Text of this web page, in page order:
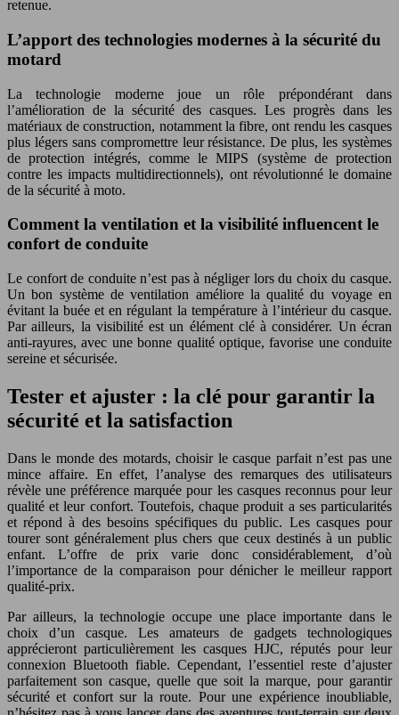
retenue.
L’apport des technologies modernes à la sécurité du
motard
La technologie moderne joue un rôle prépondérant dans
l’amélioration de la sécurité des casques. Les progrès dans les
matériaux de construction, notamment la fibre, ont rendu les casques
plus légers sans compromettre leur résistance. De plus, les systèmes
de protection intégrés, comme le MIPS (système de protection
contre les impacts multidirectionnels), ont révolutionné le domaine
de la sécurité à moto.
Comment la ventilation et la visibilité influencent le
confort de conduite
Le confort de conduite n’est pas à négliger lors du choix du casque.
Un bon système de ventilation améliore la qualité du voyage en
évitant la buée et en régulant la température à l’intérieur du casque.
Par ailleurs, la visibilité est un élément clé à considérer. Un écran
anti-rayures, avec une bonne qualité optique, favorise une conduite
sereine et sécurisée.
Tester et ajuster : la clé pour garantir la
sécurité et la satisfaction
Dans le monde des motards, choisir le casque parfait n’est pas une
mince affaire. En effet, l’analyse des remarques des utilisateurs
révèle une préférence marquée pour les casques reconnus pour leur
qualité et leur confort. Toutefois, chaque produit a ses particularités
et répond à des besoins spécifiques du public. Les casques pour
tourer sont généralement plus chers que ceux destinés à un public
enfant. L’offre de prix varie donc considérablement, d’où
l’importance de la comparaison pour dénicher le meilleur rapport
qualité-prix.
Par ailleurs, la technologie occupe une place importante dans le
choix d’un casque. Les amateurs de gadgets technologiques
apprécieront particulièrement les casques HJC, réputés pour leur
connexion Bluetooth fiable. Cependant, l’essentiel reste d’ajuster
parfaitement son casque, quelle que soit la marque, pour garantir
sécurité et confort sur la route. Pour une expérience inoubliable,